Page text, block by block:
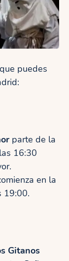
puedes
parte de la
16:30
en la
19:00.
Gitanos